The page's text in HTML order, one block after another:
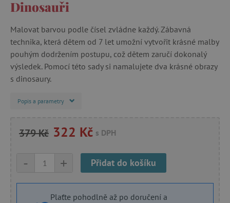
Dinosauři
Malovat barvou podle čísel zvládne každý. Zábavná
technika, která dětem od 7 let umožní vytvořit krásné malby
pouhým dodržením postupu, což dětem zaručí dokonalý
výsledek. Pomocí této sady si namalujete dva krásné obrazy
s dinosaury.
Popis a parametry
379 Kč 322 Kč s DPH
+
- Přidat do košíku
Plaťte pohodlně až po doručení a